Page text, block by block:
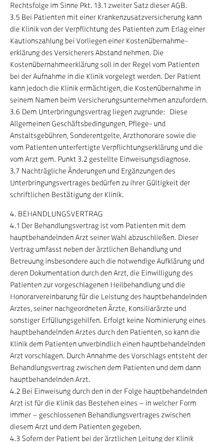
Rechtsfolge im Sinne Pkt. 13.1 zweiter Satz dieser AGB.
3.5 Bei Patienten mit einer Krankenzusatzversicherung kann
die Klinik von der Verpflichtung des Patienten zum Erlag einer
Kautionszahlung bei Vorliegen einer Kostenübernahme-
erklärung des Versicherers Abstand nehmen. Die
Kostenübernahmeerklärung soll in der Regel vom Patienten
bei der Aufnahme in die Klinik vorgelegt werden. Der Patient
kann jedoch die Klinik ermächtigen, die Kostenübernahme in
seinem Namen beim Versicherungsunternehmen anzufordern.
3.6 Dem Unterbringungsvertrag liegen zugrunde: Diese
Allgemeinen Geschäftsbedingungen, Pflege- und
Anstaltsgebühren, Sonderentgelte, Arzthonorare sowie die
vom Patienten unterfertigte Verpflichtungserklärung und die
vom Arzt gem. Punkt 3.2 gestellte Einweisungsdiagnose.
3.7 Nachträgliche Änderungen und Ergänzungen des
Unterbringungsvertrages bedürfen zu ihrer Gültigkeit der
schriftlichen Bestätigung der Klinik.
4. BEHANDLUNGSVERTRAG
4.1 Der Behandlungsvertrag ist vom Patienten mit dem
hauptbehandelnden Arzt seiner Wahl abzuschließen. Dieser
Vertrag umfasst neben der ärztlichen Behandlung und
Betreuung insbesondere auch die notwendige Aufklärung und
deren Dokumentation durch den Arzt, die Einwilligung des
Patienten zur vorgeschlagenen Heilbehandlung und die
Honorarvereinbarung für die Leistung des hauptbehandelnden
Arztes, seiner nachgeordneten Ärzte, Konsiliarärzte und
sonstiger Erfüllungsgehilfen. Erfolgt keine Nominierung eines
hauptbehandelnden Arztes durch den Patienten, so kann die
Klinik dem Patienten unverbindlich einen hauptbehandelnden
Arzt vorschlagen. Durch Annahme des Vorschlags entsteht der
Behandlungsvertrag zwischen dem Patienten und dem dann
hauptbehandelnden Arzt.
4.2 Bei Einweisung durch den in der Folge hauptbehandelnden
Arzt ist für die Klinik das Bestehen eines – in welcher Form
immer – geschlossenen Behandlungsvertrages zwischen
diesem Arzt und dem Patienten gegeben.
4.3 Sofern der Patient bei der ärztlichen Leitung der Klinik